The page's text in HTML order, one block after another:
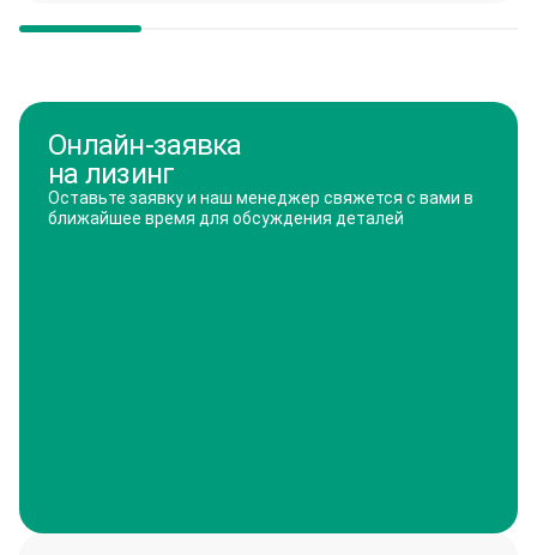
Онлайн-заявка
на лизинг
Оставьте заявку и наш менеджер свяжется с вами в
ближайшее время для обсуждения деталей